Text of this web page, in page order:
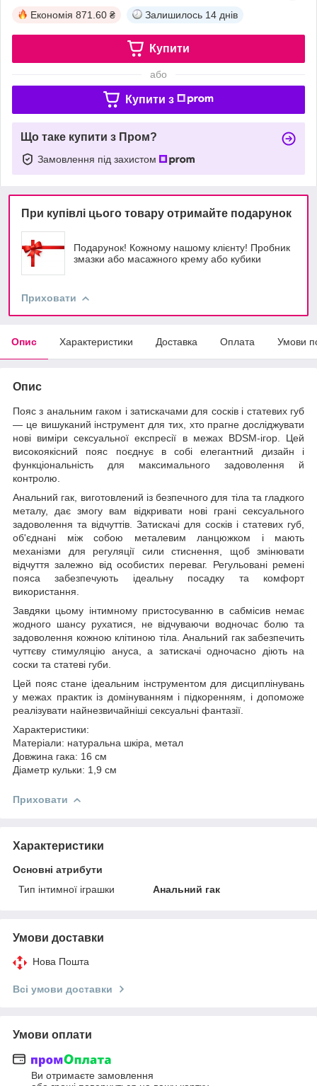
Економія 871.60 ₴ Залишилось 14 днів
Купити
або
Купити з
Що таке купити з Пром?
Замовлення під захистом
При купівлі цього товару отримайте подарунок
Подарунок! Кожному нашому клієнту! Пробник
змазки або масажного крему або кубики
Приховати
Опис Характеристики Доставка Оплата Умови
Опис
Пояс з анальним гаком і затискачами для сосків і статевих губ
— це вишуканий інструмент для тих, хто прагне досліджувати
нові виміри сексуальної експресії в межах BDSM-ігор. Цей
високоякісний пояс поєднує в собі елегантний дизайн і
функціональність для максимального задоволення й
контролю.
Анальний гак, виготовлений із безпечного для тіла та гладкого
металу, дає змогу вам відкривати нові грані сексуального
задоволення та відчуттів. Затискачі для сосків і статевих губ,
об'єднані між собою металевим ланцюжком і мають
механізми для регуляції сили стиснення, щоб змінювати
відчуття залежно від особистих переваг. Регульовані ремені
пояса забезпечують ідеальну посадку та комфорт
використання.
Завдяки цьому інтимному пристосуванню в сабмісив немає
жодного шансу рухатися, не відчуваючи водночас болю та
задоволення кожною клітиною тіла. Анальний гак забезпечить
чуттєву стимуляцію ануса, а затискачі одночасно діють на
соски та статеві губи.
Цей пояс стане ідеальним інструментом для дисциплінувань
у межах практик із домінуванням і підкоренням, і допоможе
реалізувати найнезвичайніші сексуальні фантазії.
Характеристики:
Матеріали: натуральна шкіра, метал
Довжина гака: 16 см
Діаметр кульки: 1,9 см
Приховати
Характеристики
Основні атрибути
Тип інтимної іграшки
Анальний гак
Умови доставки
Нова Пошта
Всі умови доставки
Умови оплати
Ви отримаєте замовлення